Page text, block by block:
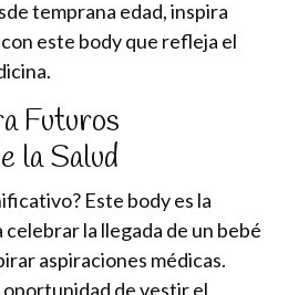
temprana edad, inspira
este body que refleja el
Futuros
la Salud
Este body es la
la llegada de un bebé
aspiraciones médicas.
de vestir el